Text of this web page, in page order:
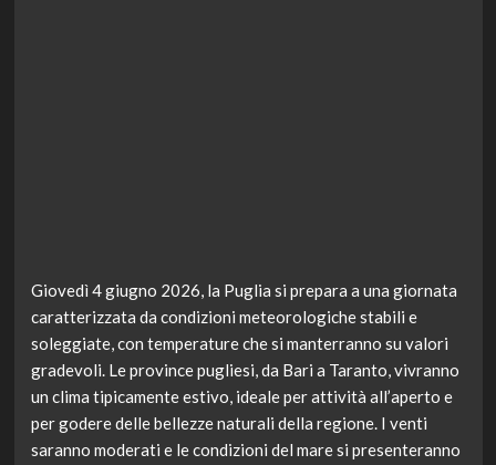
Giovedì 4 giugno 2026, la Puglia si prepara a una giornata
caratterizzata da condizioni meteorologiche stabili e
soleggiate, con temperature che si manterranno su valori
gradevoli. Le province pugliesi, da Bari a Taranto, vivranno
un clima tipicamente estivo, ideale per attività all’aperto e
per godere delle bellezze naturali della regione. I venti
saranno moderati e le condizioni del mare si presenteranno